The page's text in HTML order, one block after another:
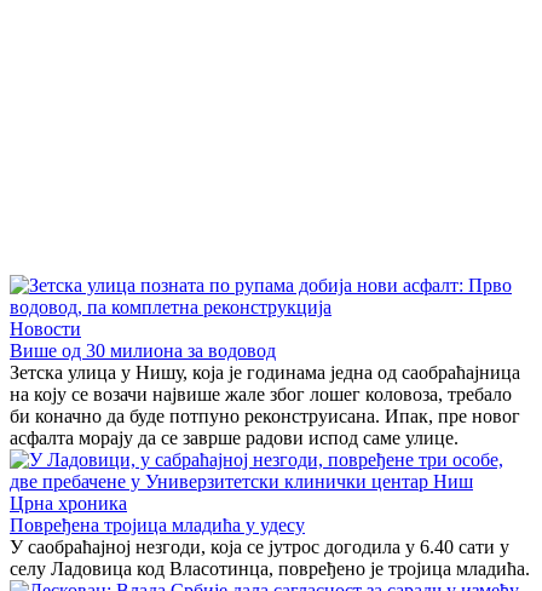
Новости
Више од 30 милиона за водовод
Зетска улица у Нишу, која је годинама једна од саобраћајница
на коју се возачи највише жале због лошег коловоза, требало
би коначно да буде потпуно реконструисана. Ипак, пре новог
асфалта морају да се заврше радови испод саме улице.
Црна хроника
Повређена тројица младића у удесу
У саобраћајној незгоди, која се јутрос догодила у 6.40 сати у
селу Ладовица код Власотинца, повређено је тројица младића.